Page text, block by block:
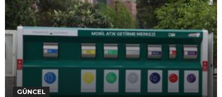
GÜNCEL